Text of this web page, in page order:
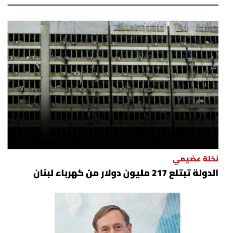
نخلة عضيمي
الدولة تبتلع 217 مليون دولار من كهرباء لبنان